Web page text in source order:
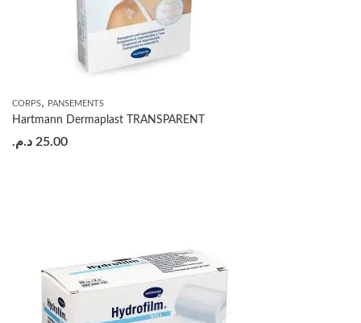
CORPS, PANSEMENTS
Hartmann Dermaplast TRANSPARENT
25.00 د.م.